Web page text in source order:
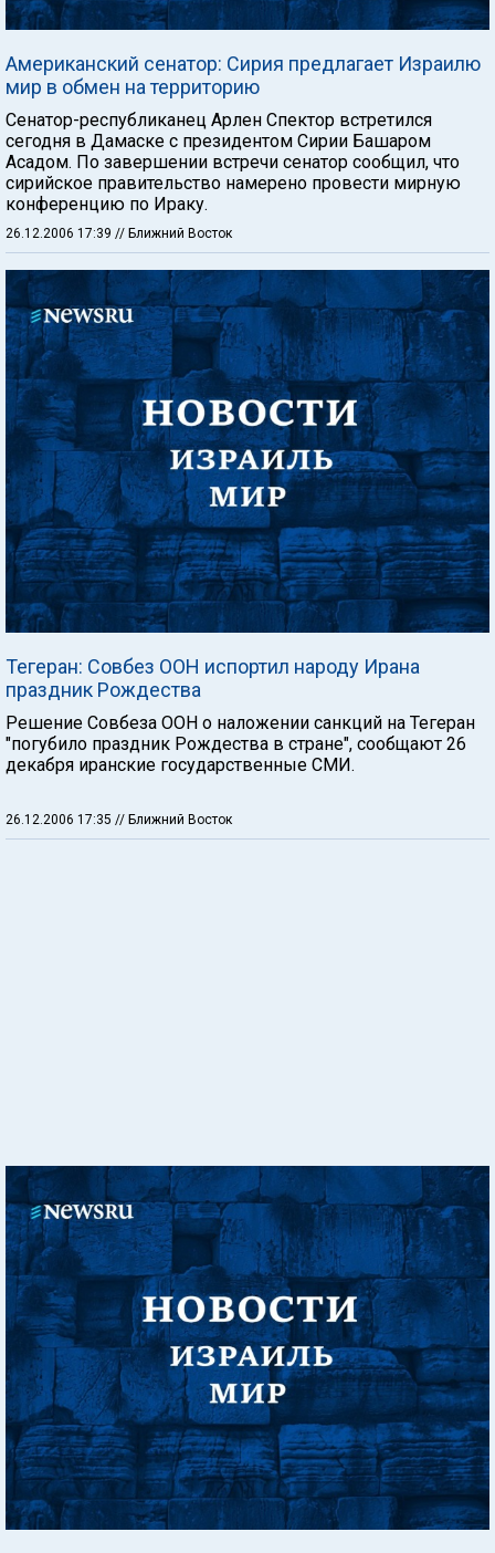
Американский сенатор: Сирия предлагает Израилю
мир в обмен на территорию
Сенатор-республиканец Арлен Спектор встретился
сегодня в Дамаске с президентом Сирии Башаром
Асадом. По завершении встречи сенатор сообщил, что
сирийское правительство намерено провести мирную
конференцию по Ираку.
26.12.2006 17:39 // Ближний Восток
Тегеран: Совбез ООН испортил народу Ирана
праздник Рождества
Решение Совбеза ООН о наложении санкций на Тегеран
"погубило праздник Рождества в стране", сообщают 26
декабря иранские государственные СМИ.
26.12.2006 17:35 // Ближний Восток